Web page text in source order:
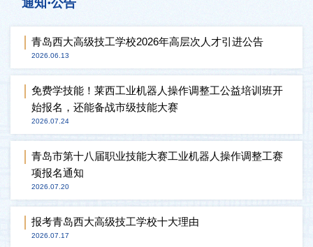
通知·公告
青岛西大高级技工学校2026年高层次人才引进公告
2026.06.13
免费学技能！莱西工业机器人操作调整工公益培训班开
始报名，还能备战市级技能大赛
2026.07.24
青岛市第十八届职业技能大赛工业机器人操作调整工赛
项报名通知
2026.07.20
报考青岛西大高级技工学校十大理由
2026.07.17